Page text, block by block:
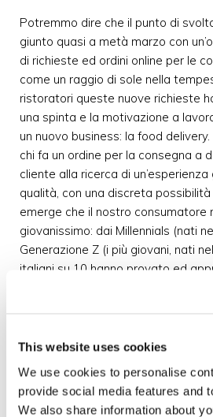
This website uses cookies
We use cookies to personalise
provide social media features and
We also share information about
Potremmo dire che il punto di
giunto quasi a metà marzo con
di richieste ed ordini online per le
come un raggio di sole nella
ristoratori queste nuove richieste
una spinta e la motivazione a
un nuovo business: la food
chi fa un ordine per la consegna a
cliente alla ricerca di
qualità, con una discreta
emerge che il nostro consumatore
giovanissimo: dai Millennials (nati
Generazione Z (i più giovani, nati
italiani su 10 hanno provato ed
delivery. I piatti maggiormente
hamburgheria/stuzzicheria, cucina
categoria si è aggiunta solo
grande successo. Non dimenticate
nella vostra proposta di menù!